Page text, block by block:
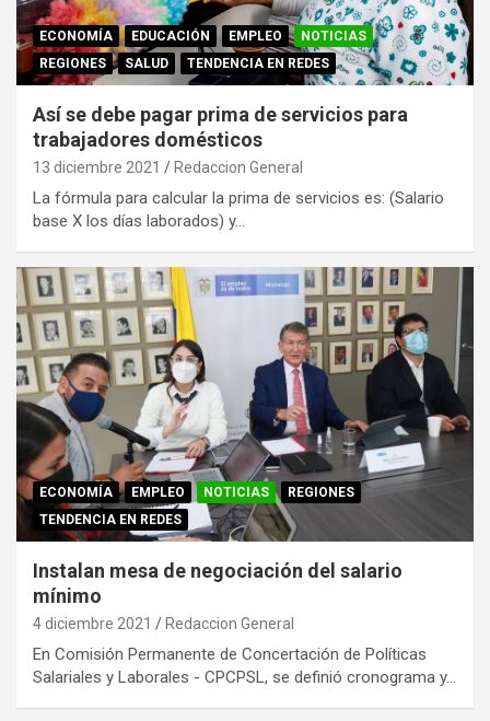
ECONOMÍA EDUCACIÓN EMPLEO
NOTICIAS
REGIONES
SALUD TENDENCIA EN REDES
Así se debe pagar prima de servicios para
trabajadores domésticos
13 diciembre 2021 Redaccion General
La fórmula para calcular la prima de servicios es: (Salario
base X los días laborados) y…
ECONOMÍA EMPLEO NOTICIAS
REGIONES
TENDENCIA EN REDES
Instalan mesa de negociación del salario
mínimo
4 diciembre 2021 Redaccion General
En Comisión Permanente de Concertación de Políticas
Salariales y Laborales - CPCPSL, se definió cronograma y…